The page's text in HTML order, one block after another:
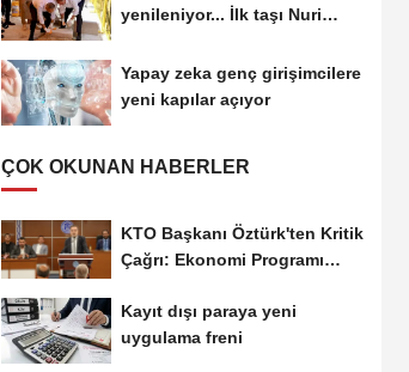
yenileniyor... İlk taşı Nuri
Yapay zeka genç girişimcilere
yeni kapılar açıyor
ÇOK OKUNAN HABERLER
KTO Başkanı Öztürk'ten Kritik
Çağrı: Ekonomi Programı
Kayıt dışı paraya yeni
uygulama freni